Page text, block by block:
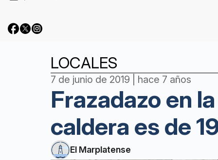
LOCALES
7 de junio de 2019 | hace 7 años
Frazadazo en
caldera es de
El Marplatense